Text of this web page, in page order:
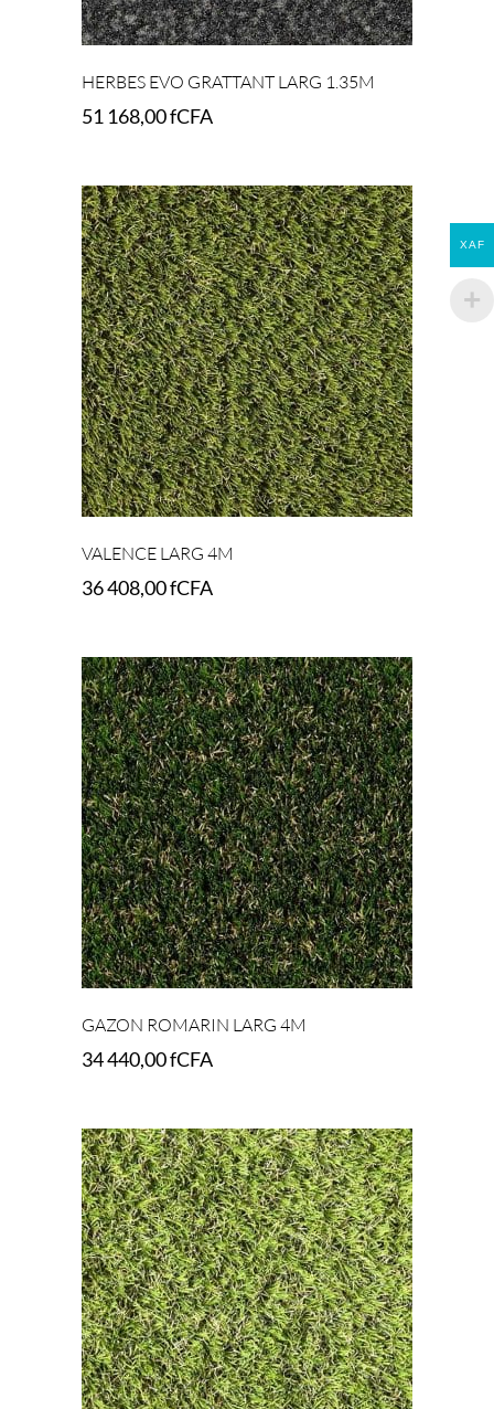
HERBES EVO GRATTANT LARG 1.35M
51 168,00fCFA
VALENCE LARG 4M
36 408,00fCFA
GAZON ROMARIN LARG 4M
34 440,00fCFA
XAF